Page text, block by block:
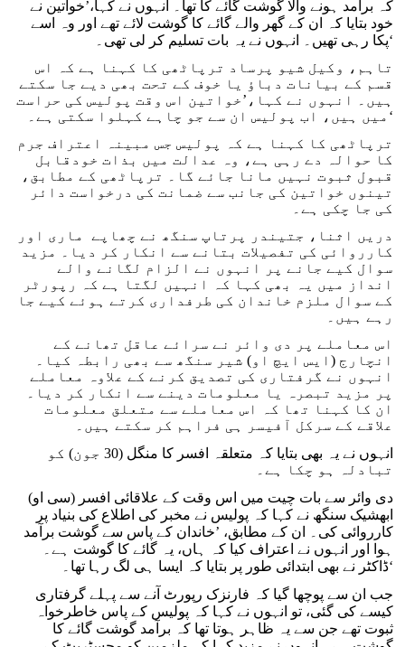
کہ برآمد ہونے والا گوشت گائے کا تھا۔ انہوں نے کہا،’خواتین نے
خود بتایا کہ ان کے گھر والے گائے کا گوشت لائے تھے اور وہ اسے
پکا رہی تھیں۔ انہوں نے یہ بات تسلیم کر لی تھی۔‘
تاہم، وکیل شیو پرساد ترپاٹھی کا کہنا ہے کہ اس
قسم کے بیانات دباؤ یا خوف کے تحت بھی دیے جا سکتے
ہیں۔ انہوں نے کہا،’خواتین اس وقت پولیس کی حراست
میں ہیں، اب پولیس ان سے جو چاہے کہلوا سکتی ہے۔‘
ترپاٹھی کا کہنا ہے کہ پولیس جس مبینہ اعتراف جرم
کا حوالہ دے رہی ہے، وہ عدالت میں بذات خودقابل
قبول ثبوت نہیں مانا جائے گا۔ ترپاٹھی کے مطابق،
تینوں خواتین کی جانب سے ضمانت کی درخواست دائر
کی جا چکی ہے۔
دریں اثنا، جتیندر پرتاپ سنگھ نے چھاپے ماری اور
کارروائی کی تفصیلات بتانے سے انکار کر دیا۔ مزید
سوال کیے جانے پر انہوں نے الزام لگانے والے
انداز میں یہ بھی کہا کہ انہیں لگتا ہے کہ رپورٹر
کے سوال ملزم خاندان کی طرفداری کرتے ہوئے کیے جا
رہے ہیں۔
اس معاملے پر دی وائر نے سرائے عاقل تھانے کے
انچارج (ایس ایچ او) شیر سنگھ سے بھی رابطہ کیا۔
انہوں نے گرفتاری کی تصدیق کرنے کے علاوہ معاملے
پر مزید تبصرہ یا معلومات دینے سے انکار کر دیا۔
ان کا کہنا تھا کہ اس معاملے سے متعلق معلومات
علاقے کے سرکل آفیسر ہی فراہم کر سکتے ہیں۔
انہوں نے یہ بھی بتایا کہ متعلقہ افسر کا منگل (30 جون) کو
تبادلہ ہو چکا ہے۔
دی وائر سے بات چیت میں اس وقت کے علاقائی افسر (سی او)
ابھشیک سنگھ نے کہا کہ پولیس نے مخبر کی اطلاع کی بنیاد پر
کارروائی کی۔ ان کے مطابق، ’خاندان کے پاس سے گوشت برآمد
ہوا اور انہوں نے اعتراف کیا کہ ہاں، یہ گائے کا گوشت ہے۔
ڈاکٹر نے بھی ابتدائی طور پر بتایا کہ ایسا ہی لگ رہا تھا۔‘
جب ان سے پوچھا گیا کہ فارنزک رپورٹ آنے سے پہلے گرفتاری
کیسے کی گئی، تو انہوں نے کہا کہ پولیس کے پاس خاطرخواہ
ثبوت تھے جن سے یہ ظاہر ہوتا تھا کہ برآمد گوشت گائے کا